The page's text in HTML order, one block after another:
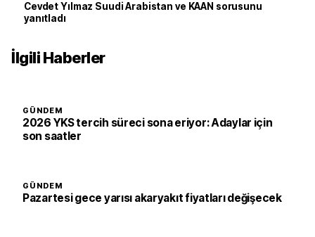
Cevdet Yılmaz Suudi Arabistan ve KAAN sorusunu
yanıtladı
İlgili Haberler
GÜNDEM
2026 YKS tercih süreci sona eriyor: Adaylar için
son saatler
GÜNDEM
Pazartesi gece yarısı akaryakıt fiyatları değişecek